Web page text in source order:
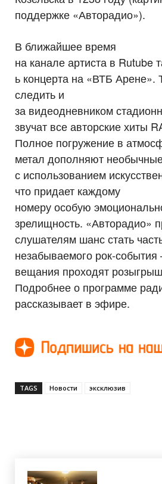
поддержке «Авторадио»).
В ближайшее время
на канале артиста в Rutube
ь концерта на «ВТБ
следить и
за видеодневником
звучат все авторские хиты
Полное погружение в
метал дополняют
с использованием
что придает каждому
номеру особую
зрелищность. «Авторадио»
слушателям шанс стать
незабываемого рок-события
вещания проходят
Подробнее о программе
рассказывает в эфире.
TAGS Новости эксклюзив